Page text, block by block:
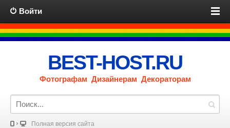
Войти
BEST-HOST.RU
Фотографам Дизайнерам Декораторам
Полная версия сайта